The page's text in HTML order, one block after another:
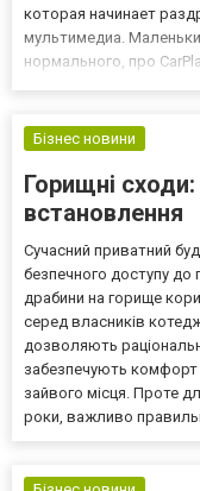
которая начинает
мультимедиа.
нормального, про
Бізнес новини
Горищні
встановлення
Сучасний приватний
безпечного доступу до
драбини на горище
серед власників
дозволяють
забезпечують комфорт
зайвого місця. Проте
роки, важливо